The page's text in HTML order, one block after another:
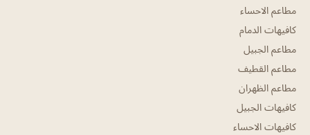
مطاعم الاحساء
كافيهات الدمام
مطاعم الجبيل
مطاعم القطيف
مطاعم الظهران
كافيهات الجبيل
كافيهات الاحساء